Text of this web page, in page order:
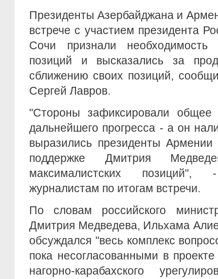
Президенты Азербайджана и
встрече с участием президента
Сочи признали
позиций и высказались за
сближению своих позиций,
Сергей Лавров.
"Стороны зафиксировали
дальнейшего прогресса - а он
выразились президенты
поддержке Дмитрия
максималистских
журналистам по итогам встречи.
По словам российского
Дмитрия Медведева, Ильхама
обсуждался "весь комплекс
пока несогласованными в
нагорно-карабахского